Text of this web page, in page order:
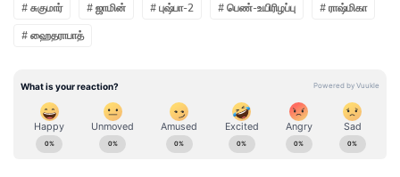
# சுகுமார்
# ஜாமின் # புஷ்பா-2 # பெண்-உயிரிழப்பு
# ராஷ்மிகா
# ஹைதராபாத்